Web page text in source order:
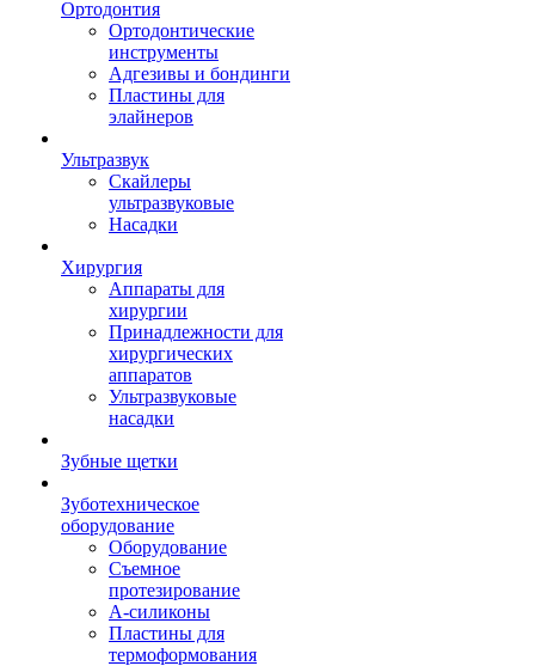
Ортодонтия
Ортодонтические
инструменты
Адгезивы и бондинги
Пластины для
элайнеров
Ультразвук
Скайлеры
ультразвуковые
Насадки
Хирургия
Аппараты для
хирургии
Принадлежности для
хирургических
аппаратов
Ультразвуковые
насадки
Зубные щетки
Зуботехническое
оборудование
Оборудование
Съемное
протезирование
А-силиконы
Пластины для
термоформования